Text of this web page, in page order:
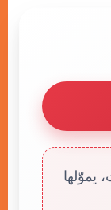
يموّلها